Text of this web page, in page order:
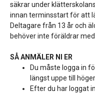
säkrar under
innan terminsstart för att
Deltagare från 13 år och
behöver inte föräldrar
SÅ ANMÄLER NI ER
Du måste logga in
längst uppe till
Efter du har loggat